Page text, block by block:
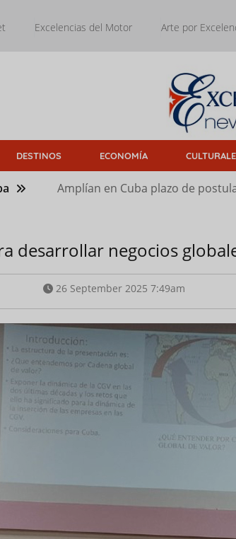
Excelencias del Motor Arte por
DESTINOS ECONOMÍA
Amplían en Cuba plazo de
desarrollar negocios
26 September 2025 7:49am